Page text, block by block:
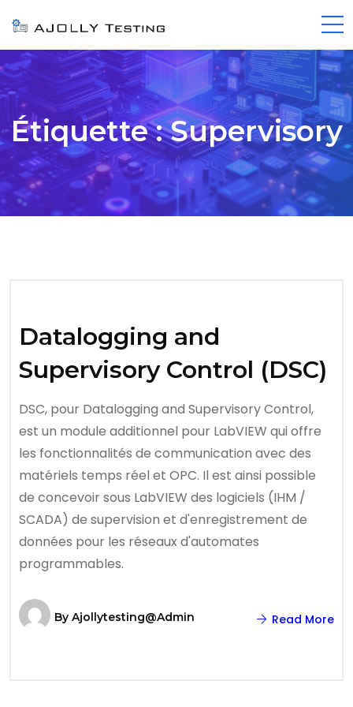
Étiquette :Supervisory
Datalogging and
Supervisory Control (DSC)
DSC, pour Datalogging and Supervisory Control,
est un module additionnel pour LabVIEW qui offre
les fonctionnalités de communication avec des
matériels temps réel et OPC. Il est ainsi possible
de concevoir sous LabVIEW des logiciels (IHM /
SCADA) de supervision et d'enregistrement de
données pour les réseaux d'automates
programmables.
By Ajollytesting@admin Read More